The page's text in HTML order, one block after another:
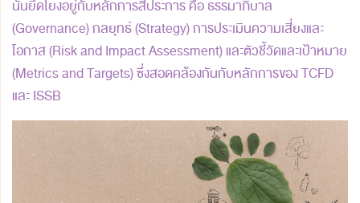
นั้นยึดโยงอยู่กับหลักการสี่ประการ คือ ธรรมาภิบาล
(Governance) กลยุทธ์ (Strategy) การประเมินความเสี่ยงและ
โอกาส (Risk and Impact Assessment) และตัวชี้วัดและเป้าหมาย
(Metrics and Targets) ซึ่งสอดคล้องกันกับหลักการของ TCFD
และ ISSB